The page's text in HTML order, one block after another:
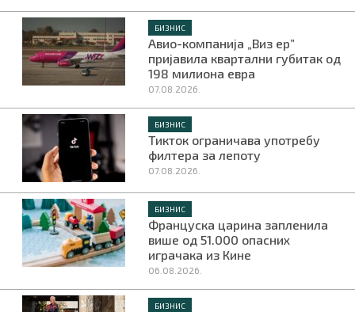
БИЗНИС
Авио-компанија „Виз ер”
пријавила квартални губитак од
198 милиона евра
07.08.2026.
БИЗНИС
Тикток ограничава употребу
филтера за лепоту
07.08.2026.
БИЗНИС
Француска царина запленила
више од 51.000 опасних
играчака из Кине
06.08.2026.
БИЗНИС